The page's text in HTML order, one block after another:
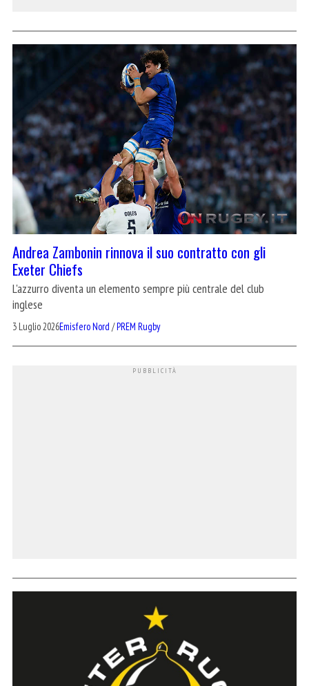
Andrea Zambonin rinnova il suo contratto con gli
Exeter Chiefs
L'azzurro diventa un elemento sempre più centrale del club
inglese
3 Luglio 2026Emisfero Nord /PREM Rugby